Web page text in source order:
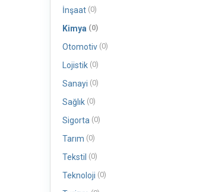
İnşaat (0)
Kimya (0)
Otomotiv (0)
Lojistik (0)
Sanayi (0)
Sağlık (0)
Sigorta (0)
Tarım (0)
Tekstil (0)
Teknoloji (0)